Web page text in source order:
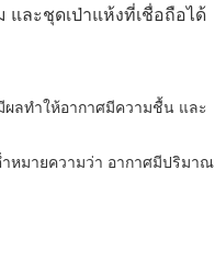
และชุดเป่าแห้งที่เชื่อถือได้
ผลทำให้อากาศมีความชื้น และ
หมายความว่า อากาศมีปริมาณ